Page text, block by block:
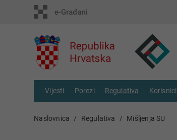
Vijesti Porezi Regulativa Korisnici
Naslovnica Regulativa Mišljenja SU